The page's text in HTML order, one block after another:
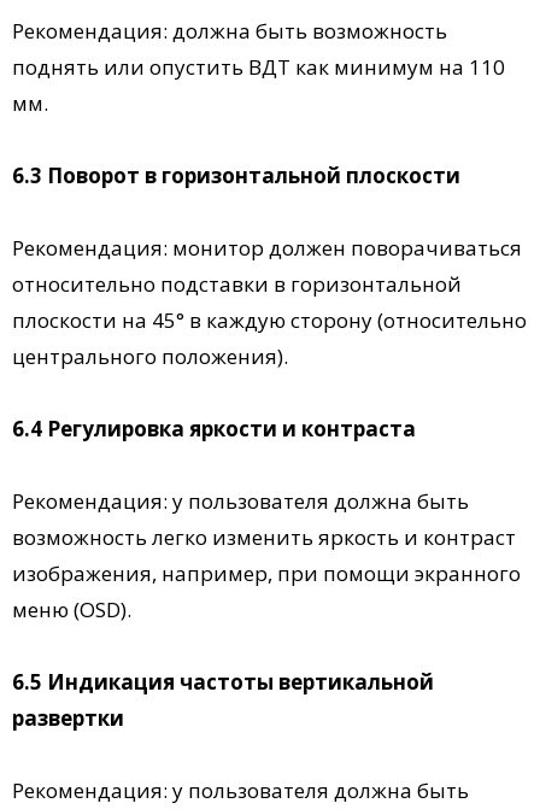
Рекомендация: должна быть возможность
поднять или опустить ВДТ как минимум на 110
мм.
6.3 Поворот в горизонтальной плоскости
Рекомендация: монитор должен поворачиваться
относительно подставки в горизонтальной
плоскости на 45° в каждую сторону (относительно
центрального положения).
6.4 Регулировка яркости и контраста
Рекомендация: у пользователя должна быть
возможность легко изменить яркость и контраст
изображения, например, при помощи экранного
меню (OSD).
6.5 Индикация частоты вертикальной
развертки
Рекомендация: у пользователя должна быть